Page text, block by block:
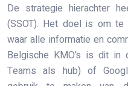
De strategie hierachter
(SSOT). Het doel is om
waar alle informatie en
Belgische KMO’s is dit
Teams als hub) of